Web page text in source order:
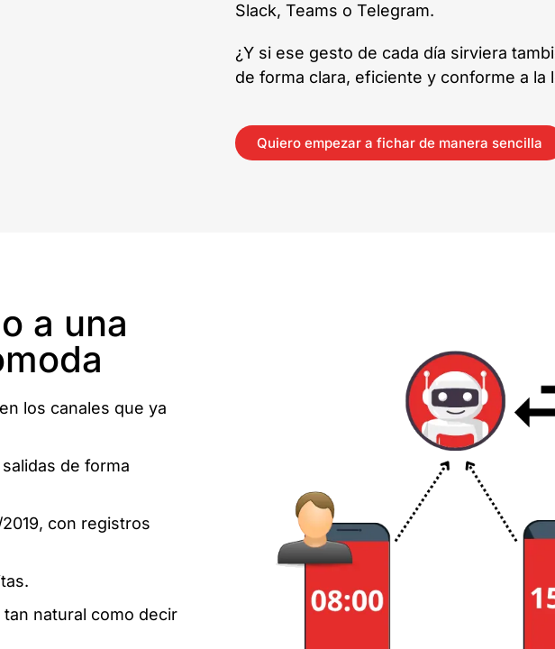
Slack, Teams o Telegram.
¿Y si ese gesto de cada día sirviera
de forma clara, eficiente y conforme a la
Quiero empezar a fichar de manera sencilla
a una
los canales que ya
de forma
con registros
natural como decir